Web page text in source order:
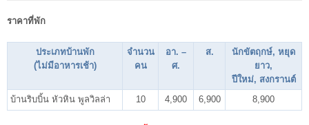
ราคาที่พัก
ประเภทบ้านพัก
(ไม่มีอาหารเช้า)
จำนวน
คน
อา. –
ศ.
ส.
นักขัตฤกษ์, หยุด
ยาว,
ปีใหม่, สงกรานต์
บ้านริบบิ้น หัวหิน พูลวิลล่า
10 4,900 6,900 8,900